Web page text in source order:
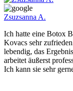
Zsuzsanna A.
Ich hatte eine Botox
Kovacs sehr
lebendig, das
arbeitet äußerst
Ich kann sie sehr